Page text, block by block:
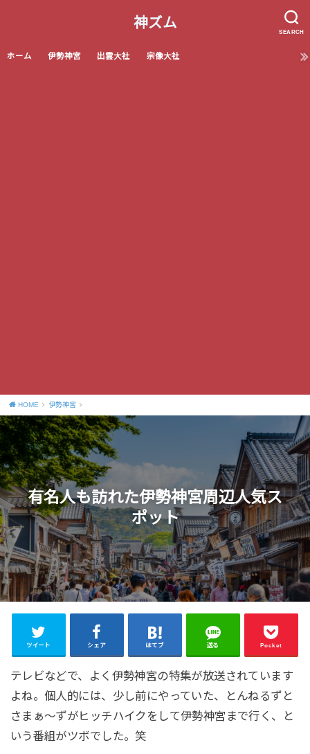
SEARCH
神ズム
ホーム 伊勢神宮 出雲大社 宗像大社
HOME 伊勢神宮
有名人も訪れた伊勢神宮周辺人気ス
ポット
ツイート シェア はてブ 送る Pocket
テレビなどで、よく伊勢神宮の特集が放送されています
よね。個人的には、少し前にやっていた、とんねるずと
さまぁ〜ずがヒッチハイクをして伊勢神宮まで行く、と
いう番組がツボでした。笑